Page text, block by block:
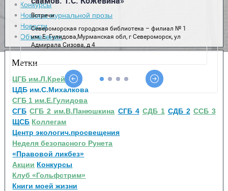
Конкурсы
Новинки журнальной прозы
Новости
Объявления
Метки
ЦГБ им.Л.Крейна
ЦДБ им.С.Михалкова
СГБ 1 им.Е.Гулидова
СГБ СГБ 2 им.В.Панюшкина СГБ 4 СДБ 1 СДБ 2 ССБ 3
ЩСБ Коллегам
Центр экологич.просвещения
Неделя безопасного Рунета
«Правовой ликбез»
Акции Конкурсы
Клуб «Гольфстрим»
Книги моей жизни